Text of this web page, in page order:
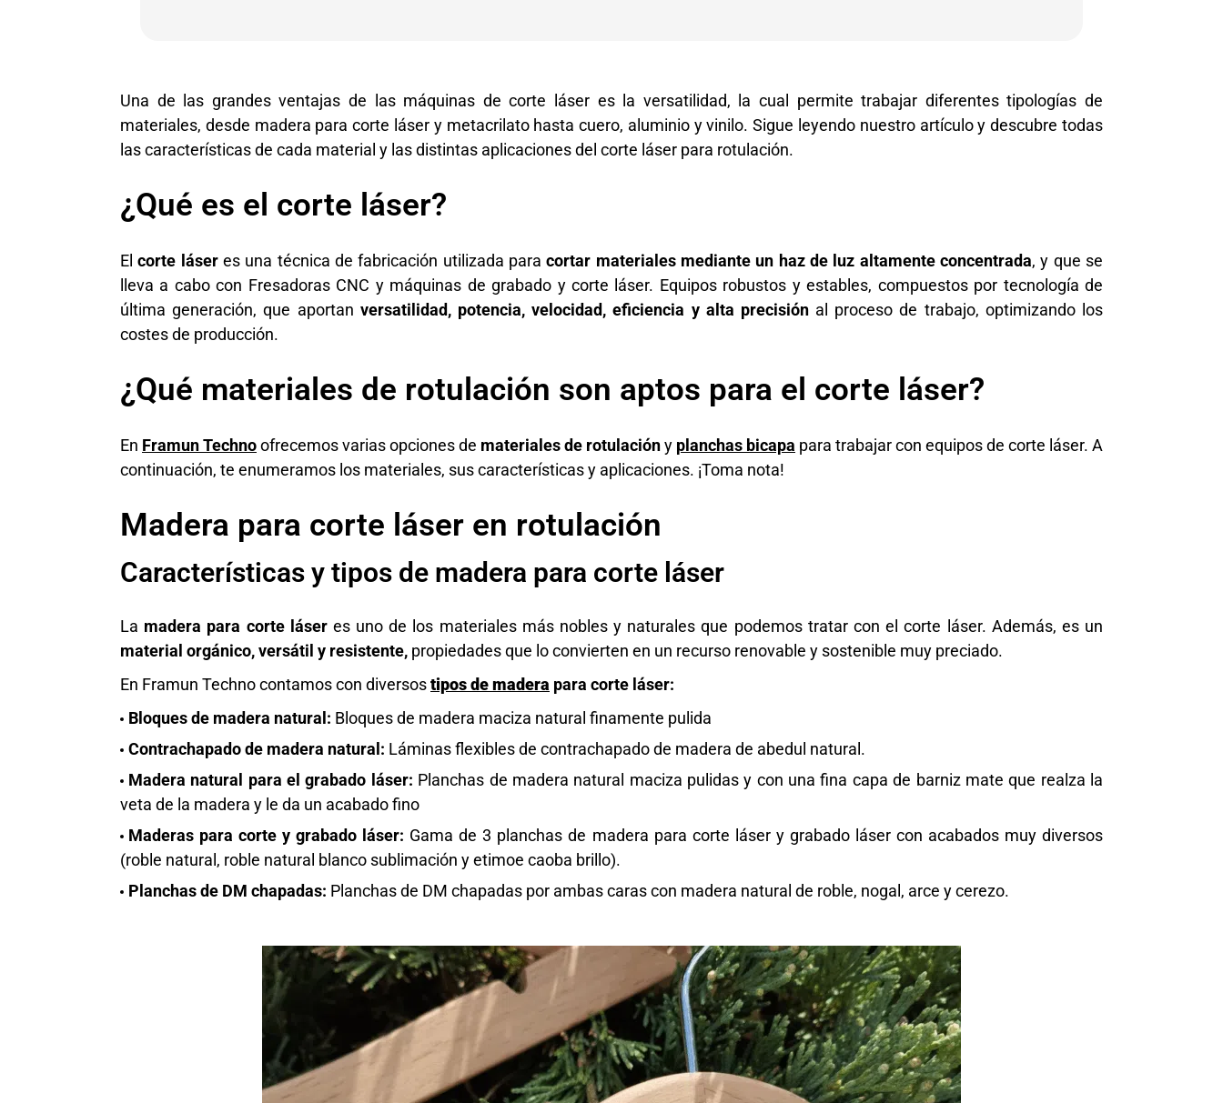
Una de las grandes ventajas de las máquinas de corte láser es la versatilidad, la cual permite trabajar diferentes tipologías de
materiales, desde madera para corte lásery metacrilato hasta cuero, aluminio y vinilo.Sigue leyendo nuestro artículo y descubretodas
las características de cada material y las distintas aplicaciones del corte láser para rotulación.
¿Qué es el corte láser?
Elcorte láseres una técnica de fabricación utilizada para cortar materiales mediante un haz de luz altamente concentrada, y que se
lleva a cabo con Fresadoras CNC y máquinas de grabado y corte láser. Equipos robustos y estables, compuestos por tecnología de
última generación, que aportan versatilidad, potencia, velocidad, eficiencia y alta precisiónal proceso de trabajo, optimizando los
costes de producción.
¿Qué materiales de rotulación son aptos para el corte láser?
En Framun Technoofrecemos varias opciones de materiales de rotulacióny planchas bicapa para trabajar con equipos de corte láser. A
continuación, te enumeramos los materiales, sus características y aplicaciones. ¡Toma nota!
Madera para corte láser en rotulación
Características y tipos de madera para corte láser
La madera para corte láseres uno de los materiales más nobles y naturales que podemos tratar con el corte láser. Además, es un
material orgánico, versátil y resistente, propiedades que lo convierten en un recurso renovable y sostenible muy preciado.
En Framun Techno contamos con diversostipos de madera para corte láser:
Bloques de madera natural: Bloques de madera maciza natural finamente pulida
Contrachapado de madera natural: Láminas flexibles de contrachapado de madera de abedul natural.
Madera natural para el grabado láser: Planchas de madera natural maciza pulidas y con una fina capa de barniz mate que realza la
veta de la madera y le da un acabado fino
Maderas para corte y grabado láser: Gama de 3 planchas de madera para corte lásery grabado láser con acabados muy diversos
(roble natural, roble natural blanco sublimación y etimoe caoba brillo).
Planchas de DM chapadas: Planchas de DM chapadas por ambas caras con madera natural de roble, nogal, arce y cerezo.